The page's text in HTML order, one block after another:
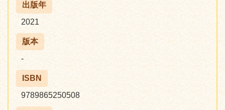
出版年
2021
版本
-
ISBN
9789865250508